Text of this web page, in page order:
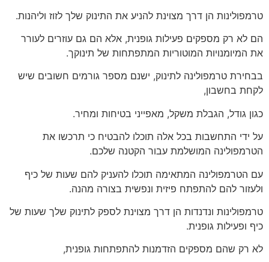
טרמפולינות הן דרך מצוינת להניע את התינוק שלך לזוז וליהנות.
הם לא רק מספקים פעילות גופנית, אלא הם גם עוזרים לעורר
את המיומנויות המוטוריות המתפתחות של תינוקך.
בבחירת טרמפולינה לתינוק, ישנם מספר גורמים חשובים שיש
לקחת בחשבון,
כגון גודל, הגבלת משקל, מאפייני בטיחות ומחיר.
על ידי התחשבות בכל אלה תוכלו להבטיח כי תרכשו את
הטרמפולינה המושלמת עבור הקטנה שלכם.
עם הטרמפולינה המתאימה תוכלו להעניק להם שעות של כיף
ולעזור להם להתפתח פיזית ונפשית בצורה מהנה.
טרמפולינות ונדנדות הן דרך מצוינת לספק לתינוק שלך שעות של
כיף ופעילות גופנית.
לא רק שהם מספקים הזדמנות להתפתחות גופנית,